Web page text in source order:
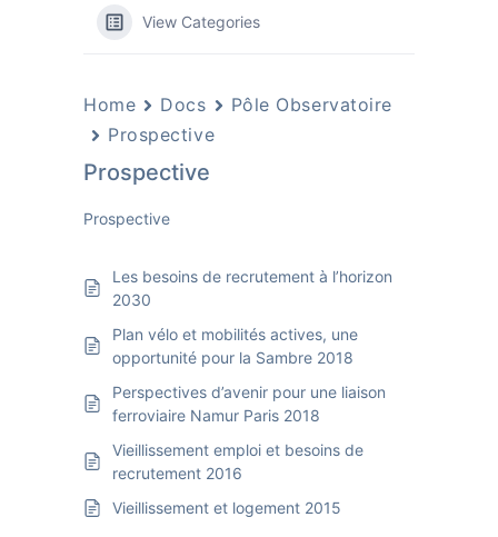
View Categories
Home Docs
Pôle Observatoire
Prospective
Prospective
Prospective
Les besoins de recrutement à l’horizon
2030
Plan vélo et mobilités actives, une
opportunité pour la Sambre 2018
Perspectives d’avenir pour une liaison
ferroviaire Namur Paris 2018
Vieillissement emploi et besoins de
recrutement 2016
Vieillissement et logement 2015